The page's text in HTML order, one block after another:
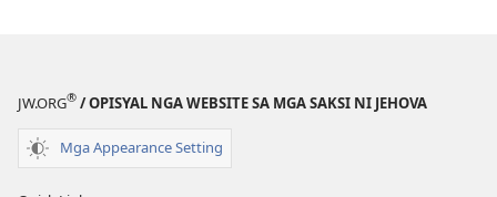
JW.ORG® / OPISYAL NGA WEBSITE SA MGA SAKSI NI JEHOVA
Mga Appearance Setting